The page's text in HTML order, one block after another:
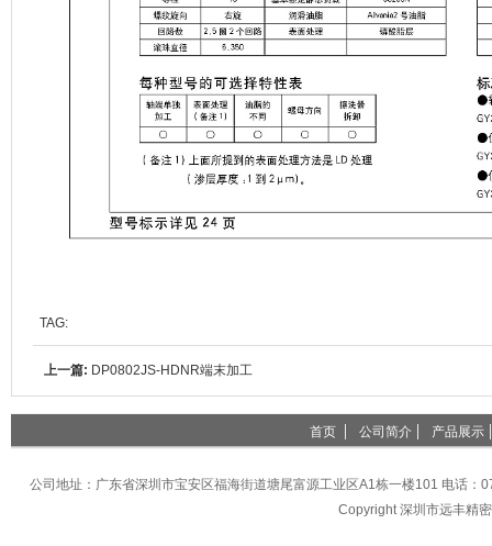
TAG:
上一篇: DP0802JS-HDNR端末加工
首页 公司简介 产品展示
公司地址：广东省深圳市宝安区福海街道塘尾富源工业区A1栋一楼101 电话
Copyright 深圳市远丰精